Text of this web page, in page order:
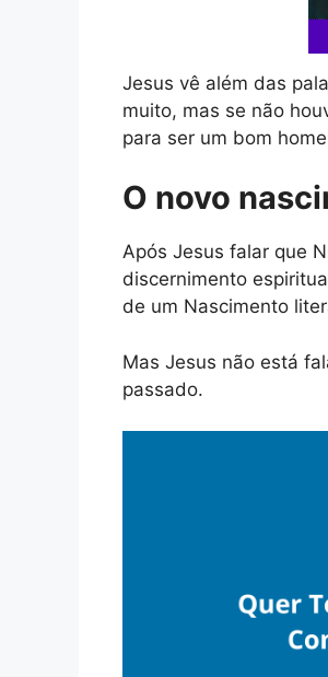
Jesus vê além das
muito, mas se não
para ser um bom
O novo
Após Jesus falar que
discernimento
de um Nascimento
Mas Jesus não está
passado.